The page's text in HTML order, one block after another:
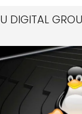
U DIGITAL